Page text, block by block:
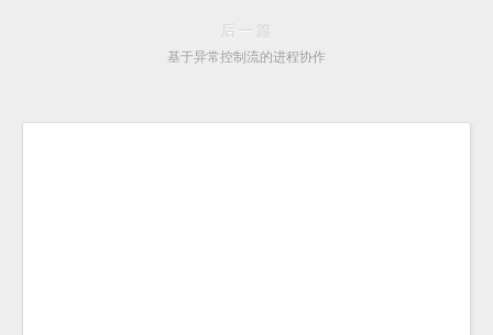
后一篇
基于异常控制流的进程协作